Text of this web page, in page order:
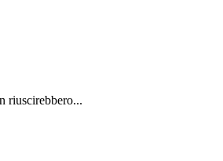
riuscirebbero...